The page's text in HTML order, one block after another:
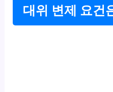
대위 변제 요건